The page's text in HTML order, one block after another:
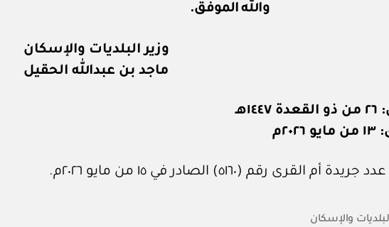
والله الموفق.
وزير البلديات والإسكان
ماجد بن عبدالله الحقيل
أم القرى رقم (٥١٦٠) الصادر في ١٥ من مايو ٢٠٢٦م.
والإسكان